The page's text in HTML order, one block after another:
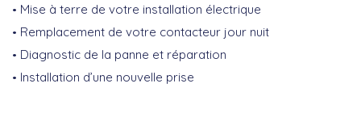
Mise à terre de votre installation électrique
Remplacement de votre contacteur jour nuit
Diagnostic de la panne et réparation
Installation d’une nouvelle prise